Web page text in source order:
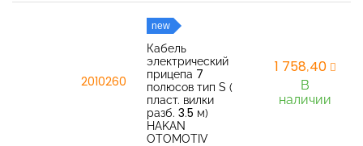
2010260
new
Кабель
электрический
прицепа 7
полюсов тип S (
пласт. вилки
разб. 3.5 м)
HAKAN
OTOMOTIV
1 758,40
В
наличии